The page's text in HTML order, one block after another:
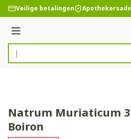
Ga naar de inhoud
Veilige betalingen
Menu
Product, merk, categorie...
Natrum Muriaticum
Boiron